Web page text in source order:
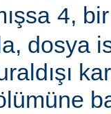
4,
dosya